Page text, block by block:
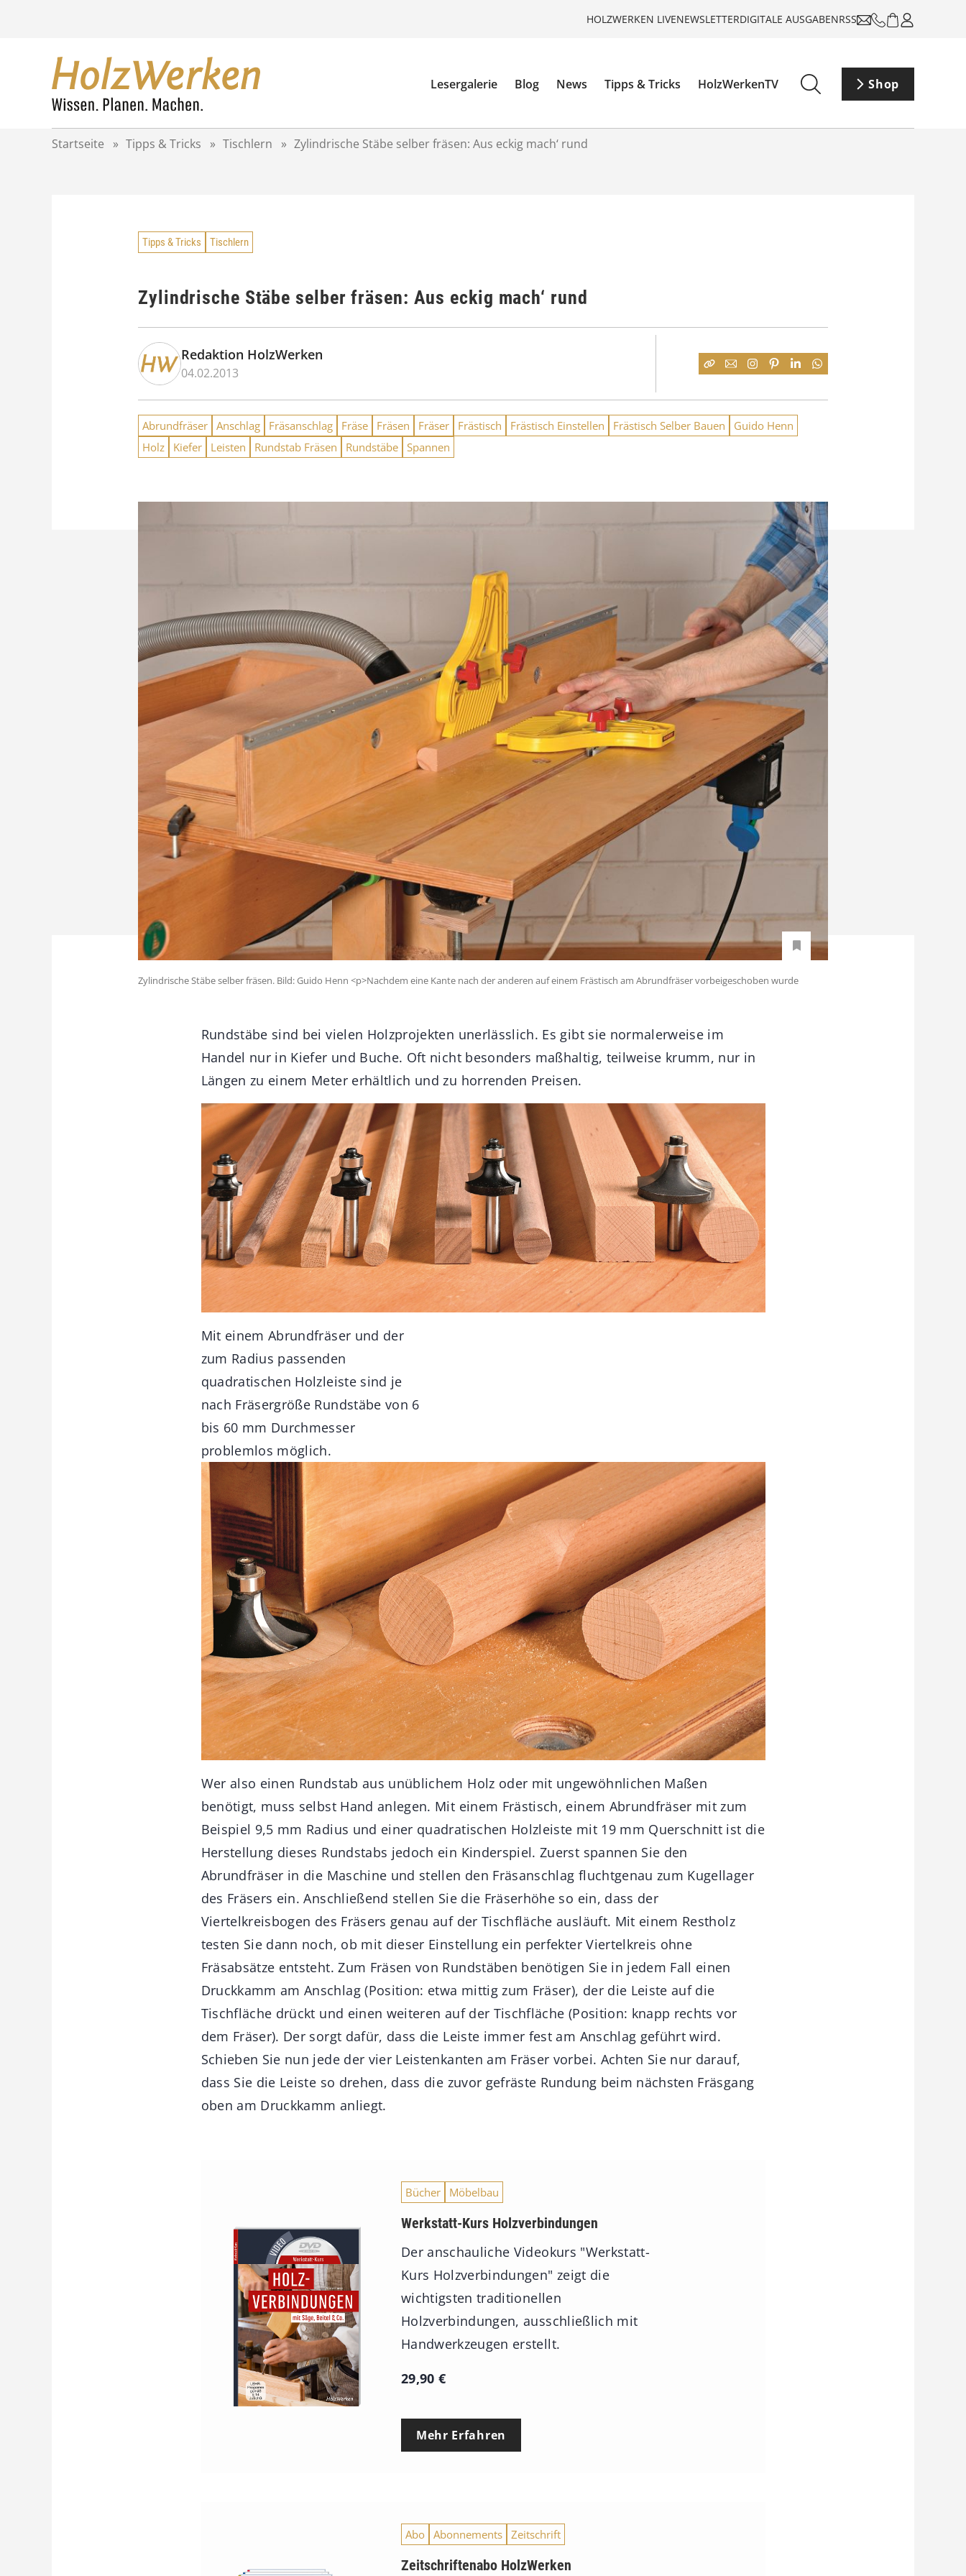
HOLZWERKEN LIVENEWSLETTERDIGITALE AUSGABENRSS
Lesergalerie Blog News Tipps & Tricks HolzWerkenTV Shop
Startseite » Tipps & Tricks » Tischlern » Zylindrische Stäbe selber fräsen: Aus eckig mach‘ rund
Tipps & Tricks Tischlern
Zylindrische Stäbe selber fräsen: Aus eckig mach‘ rund
Redaktion HolzWerken
04.02.2013
Abrundfräser Anschlag Fräsanschlag Fräse Fräsen Fräser Frästisch Frästisch Einstellen Frästisch Selber Bauen
Guido Henn
Holz
Kiefer Leisten Rundstab Fräsen Rundstäbe Spannen
Zylindrische Stäbe selber fräsen. Bild: Guido Henn <p>Nachdem eine Kante nach der anderen auf einem Frästisch am Abrundfräser vorbeigeschoben wurde
Rundstäbe sind bei vielen Holzprojekten unerlässlich. Es gibt sie normalerweise im
Handel nur in Kiefer und Buche. Oft nicht besonders maßhaltig, teilweise krumm, nur in
Längen zu einem Meter erhältlich und zu horrenden Preisen.
Mit einem Abrundfräser und der
zum Radius passenden
quadratischen Holzleiste sind je
nach Fräsergröße Rundstäbe von 6
bis 60 mm Durchmesser
problemlos möglich.
Wer also einen Rundstab aus unüblichem Holz oder mit ungewöhnlichen Maßen
benötigt, muss selbst Hand anlegen. Mit einem Frästisch, einem Abrundfräser mit zum
Beispiel 9,5 mm Radius und einer quadratischen Holzleiste mit 19 mm Querschnitt ist die
Herstellung dieses Rundstabs jedoch ein Kinderspiel. Zuerst spannen Sie den
Abrundfräser in die Maschine und stellen den Fräsanschlag fluchtgenau zum Kugellager
des Fräsers ein. Anschließend stellen Sie die Fräserhöhe so ein, dass der
Viertelkreisbogen des Fräsers genau auf der Tischfläche ausläuft. Mit einem Restholz
testen Sie dann noch, ob mit dieser Einstellung ein perfekter Viertelkreis ohne
Fräsabsätze entsteht. Zum Fräsen von Rundstäben benötigen Sie in jedem Fall einen
Druckkamm am Anschlag (Position: etwa mittig zum Fräser), der die Leiste auf die
Tischfläche drückt und einen weiteren auf der Tischfläche (Position: knapp rechts vor
dem Fräser). Der sorgt dafür, dass die Leiste immer fest am Anschlag geführt wird.
Schieben Sie nun jede der vier Leistenkanten am Fräser vorbei. Achten Sie nur darauf,
dass Sie die Leiste so drehen, dass die zuvor gefräste Rundung beim nächsten Fräsgang
oben am Druckkamm anliegt.
Bücher Möbelbau
Werkstatt-Kurs Holzverbindungen
Der anschauliche Videokurs "Werkstatt-
Kurs Holzverbindungen" zeigt die
wichtigsten traditionellen
Holzverbindungen, ausschließlich mit
Handwerkzeugen erstellt.
29,90 €
Mehr Erfahren
Abo Abonnements Zeitschrift
Zeitschriftenabo HolzWerken